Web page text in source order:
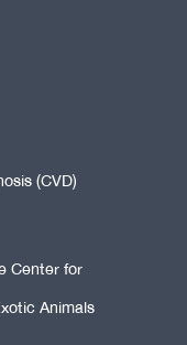
(CVD)
Center for
Animals